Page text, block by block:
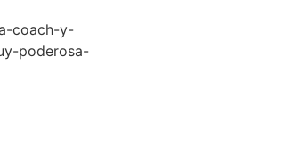
coach-y-
poderosa-